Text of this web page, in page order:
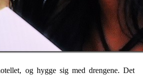
og hygge sig med drengene. Det